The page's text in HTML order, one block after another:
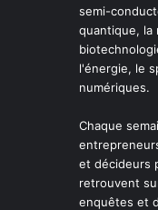
semi-
quantique, la
l'énergie, le
numériques.
Chaque
et décideurs
retrouvent
enquêtes et